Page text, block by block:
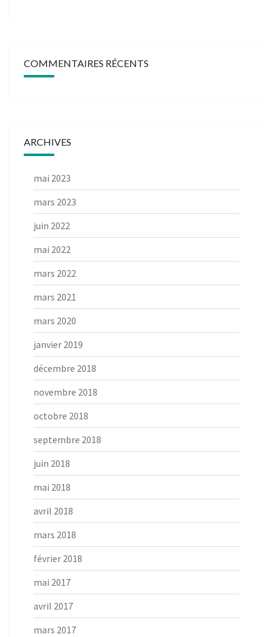
COMMENTAIRES RÉCENTS
ARCHIVES
mai 2023
mars 2023
juin 2022
mai 2022
mars 2022
mars 2021
mars 2020
janvier 2019
décembre 2018
novembre 2018
octobre 2018
septembre 2018
juin 2018
mai 2018
avril 2018
mars 2018
février 2018
mai 2017
avril 2017
mars 2017